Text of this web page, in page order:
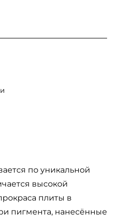
по уникальной
высокой
плиты в
пигмента, нанесённые